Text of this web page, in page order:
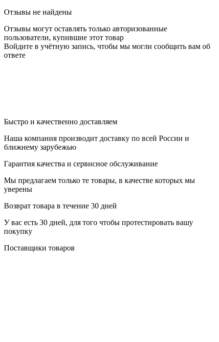
Отзывы не найдены
Отзывы могут оставлять только авторизованные
пользователи, купившие этот товар
Войдите в учётную запись, чтобы мы могли сообщить вам об
ответе
Быстро и качественно доставляем
Наша компания производит доставку по всей России и
ближнему зарубежью
Гарантия качества и сервисное обслуживание
Мы предлагаем только те товары, в качестве которых мы
уверены
Возврат товара в течение 30 дней
У вас есть 30 дней, для того чтобы протестировать вашу
покупку
Поставщики товаров